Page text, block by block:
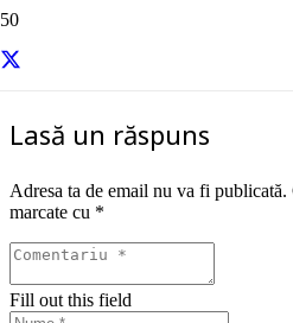
Lasă un răspuns
Adresa ta de email nu va fi publicată.
marcate cu *
Fill out this field